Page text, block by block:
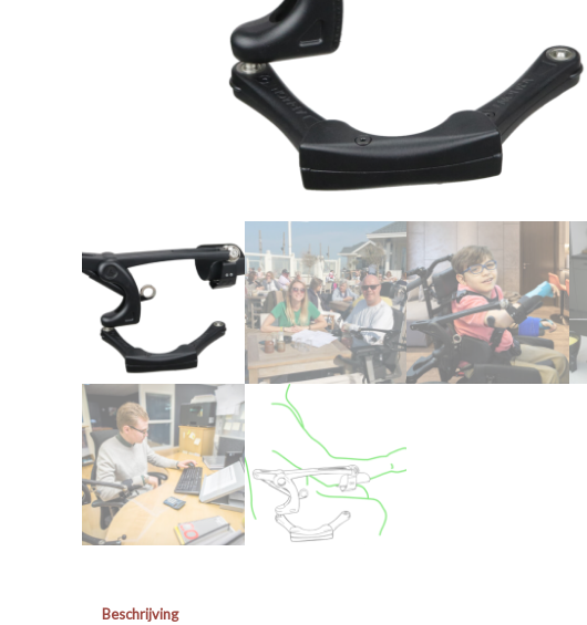
Beschrijving